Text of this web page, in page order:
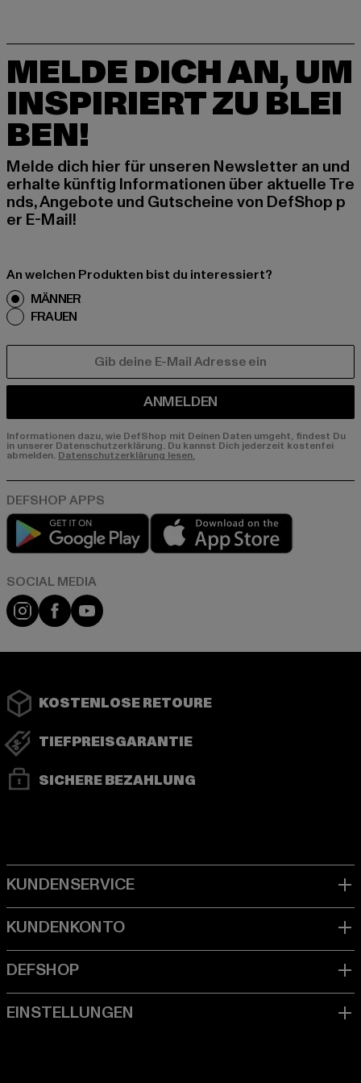
MELDE DICH AN, UM
INSPIRIERT ZU BLEI
BEN!
Melde dich hier für unseren Newsletter an und
erhalte künftig Informationen über aktuelle Tre
nds, Angebote und Gutscheine von DefShop p
er E-Mail!
An welchen Produkten bist du interessiert?
MÄNNER
FRAUEN
ANMELDEN
Informationen dazu, wie DefShop mit Deinen Daten umgeht, findest Du
in unserer Datenschutzerklärung. Du kannst Dich jederzeit kostenfei
abmelden. Datenschutzerklärung lesen.
Play market
Instagram
FacebookYouTube
KOSTENLOSE RETOURE
TIEFPREISGARANTIE
SICHERE BEZAHLUNG